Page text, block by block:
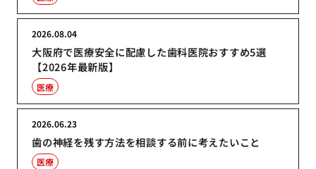
大阪府で医療安全に配慮した歯科医院おすすめ5選
【2026年最新版】
2026.08.04
医療
歯の神経を残す方法を相談する前に考えたいこと
2026.06.23
医療